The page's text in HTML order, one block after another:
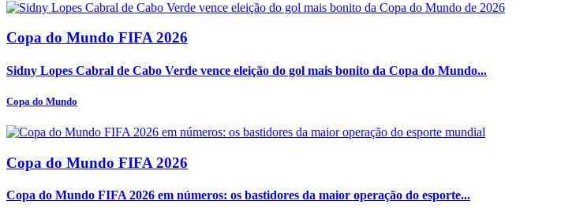
Copa do Mundo FIFA 2026
Sidny Lopes Cabral de Cabo Verde vence eleição do gol mais bonito da Copa do Mundo...
Copa do Mundo
Copa do Mundo FIFA 2026
Copa do Mundo FIFA 2026 em números: os bastidores da maior operação do esporte...